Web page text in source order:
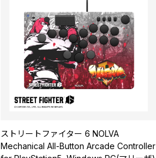
ストリートファイター 6 NOLVA
Mechanical All-Button Arcade Controller